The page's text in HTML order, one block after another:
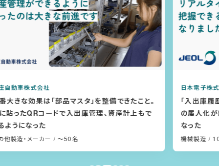
日本電子株式会社
「入出庫履歴」でトレーサビリティが向上！在庫管理
の属人化が解消され、支店との情報共有もしやすく
なった
機械製造 / 1001〜5000名